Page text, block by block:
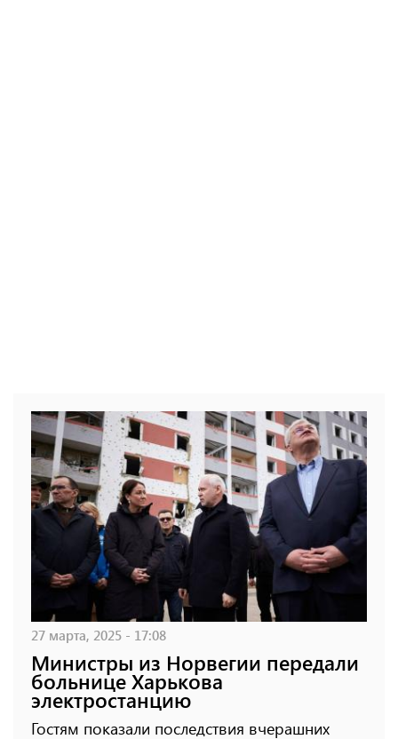
27 марта, 2025 - 17:08
Министры из Норвегии передали
больнице Харькова
электростанцию
Гостям показали последствия вчерашних